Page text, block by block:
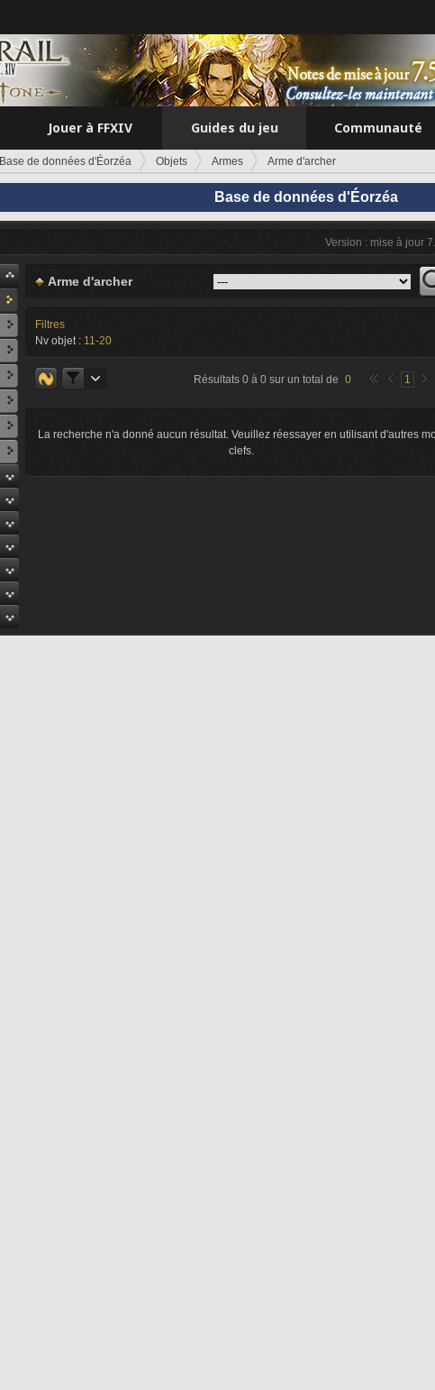
Jouer à FFXIV Guides du jeu Communauté
Base de données d'Éorzéa Objets Armes Arme d'archer
Base de données d'Éorzéa
Version : mise à jour
Arme d'archer
Filtres
Nv objet : 11-20
Résultats 0 à 0 sur un total de 0 1
La recherche n'a donné aucun résultat. Veuillez réessayer en utilisant d'autres
clefs.